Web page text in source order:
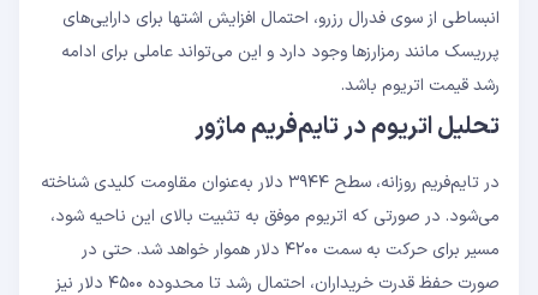
انبساطی از سوی فدرال رزرو، احتمال افزایش اشتها برای دارایی‌های
پرریسک مانند رمزارزها وجود دارد و این می‌تواند عاملی برای ادامه
رشد قیمت اتریوم باشد.
تحلیل اتریوم در تایم‌فریم ماژور
در تایم‌فریم روزانه، سطح ۳۹۴۴ دلار به‌عنوان مقاومت کلیدی شناخته
می‌شود. در صورتی که اتریوم موفق به تثبیت بالای این ناحیه شود،
مسیر برای حرکت به سمت ۴۲۰۰ دلار هموار خواهد شد. حتی در
صورت حفظ قدرت خریداران، احتمال رشد تا محدوده ۴۵۰۰ دلار نیز